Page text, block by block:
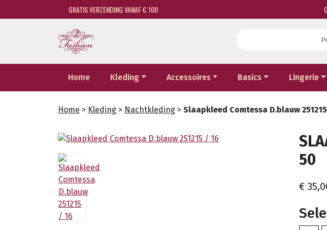
GRATIS VERZENDING VANAF € 100
Home Kleding Accessoires Basics Lingerie
Home > Kleding > Nachtkleding > Slaapkleed Comtessa D.blauw
50
€